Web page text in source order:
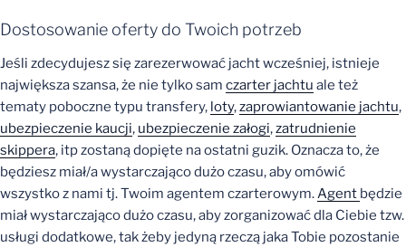
Dostosowanie oferty do Twoich potrzeb
Jeśli zdecydujesz się zarezerwować jacht wcześniej, istnieje
największa szansa, że nie tylko sam czarter jachtu ale też
tematy poboczne typu transfery, loty,zaprowiantowanie jachtu,
ubezpieczenie kaucji, ubezpieczenie załogi,zatrudnienie
skippera, itp zostaną dopięte na ostatni guzik. Oznacza to, że
będziesz miał/a wystarczająco dużo czasu, aby omówić
wszystko z nami tj. Twoim agentem czarterowym.Agent będzie
miał wystarczająco dużo czasu, aby zorganizować dla Ciebie tzw.
usługi dodatkowe, tak żeby jedyną rzeczą jaka Tobie pozostanie